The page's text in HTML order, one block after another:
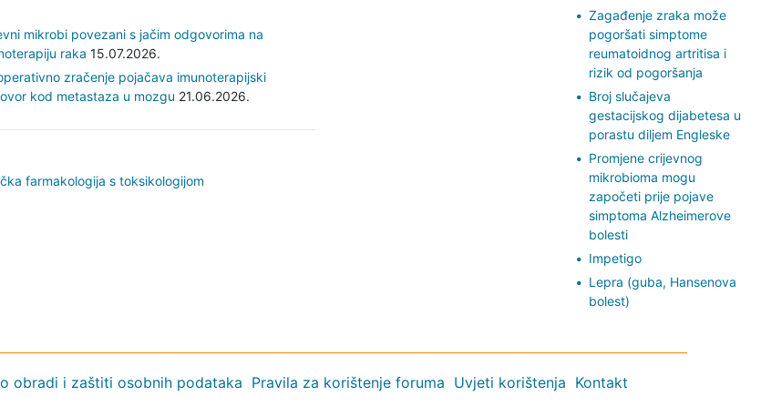
mikrobi povezani s jačim odgovorima na
raka 15.07.2026.
zračenje pojačava imunoterapijski
kod metastaza u mozgu 21.06.2026.
farmakologija s toksikologijom
Zagađenje zraka može
pogoršati simptome
reumatoidnog artritisa i
rizik od pogoršanja
Broj slučajeva
gestacijskog dijabetesa u
porastu diljem Engleske
Promjene crijevnog
mikrobioma mogu
započeti prije pojave
simptoma Alzheimerove
bolesti
Impetigo
Lepra (guba, Hansenova
bolest)
obradi i zaštiti osobnih podataka Pravila za korištenje foruma Uvjeti korištenja Kontakt